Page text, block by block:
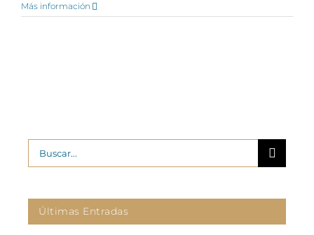
Más información
Buscar:
Últimas Entradas